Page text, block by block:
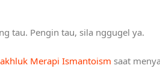
tau. Pengin tau, sila nggugel ya.
Merapi Ismantoism saat